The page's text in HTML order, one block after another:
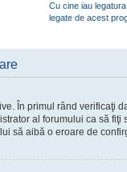
Cu cine iau
legate de acest
În primul rând verificaţi
al forumului ca să fiţi
să aibă o eroare de